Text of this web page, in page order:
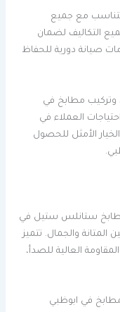
تتناسب مع جميع
التكاليف لضمان
صيانة دورية للحفاظ
وتركيب مطابخ في
العملاء في
الأمثل للحصول
مطابخ ستانلس ستيل في
والجمال. تتميز
العالية للصدأ،
في ابوظبي